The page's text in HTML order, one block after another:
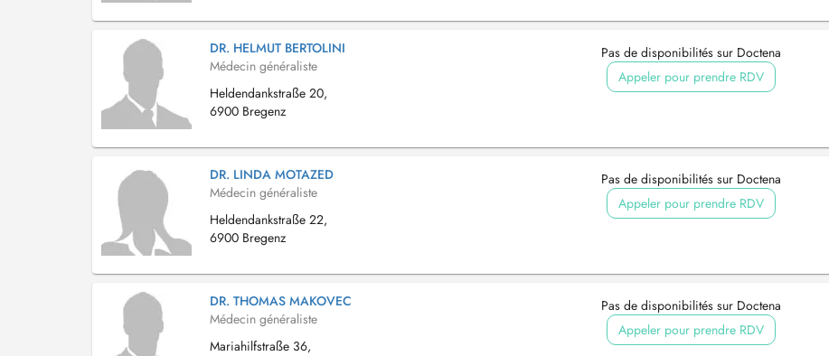
DR. HELMUT BERTOLINI
Médecin généraliste
Heldendankstraße 20,
6900 Bregenz
Pas de disponibilités sur Doctena
Appeler pour prendre RDV
DR. LINDA MOTAZED
Médecin généraliste
Heldendankstraße 22,
6900 Bregenz
Pas de disponibilités sur Doctena
Appeler pour prendre RDV
DR. THOMAS MAKOVEC
Médecin généraliste
Mariahilfstraße 36,
Pas de disponibilités sur Doctena
Appeler pour prendre RDV